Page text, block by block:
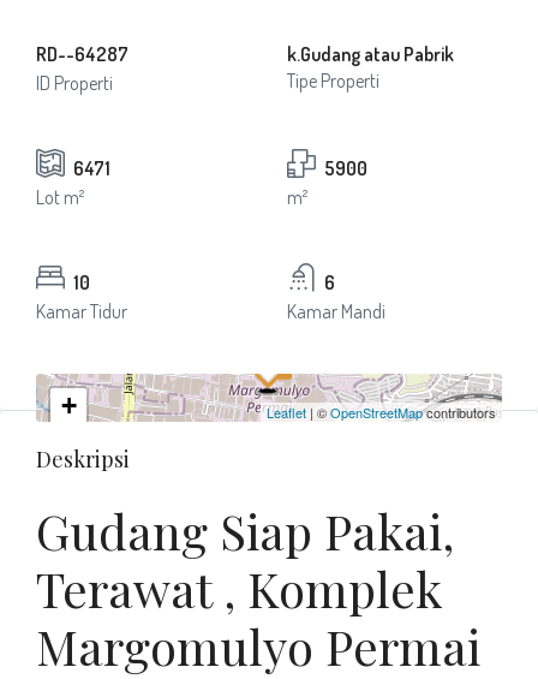
RD--64287
ID Properti
k.Gudang atau Pabrik
Tipe Properti
6471
Lot m²
5900
m²
10
Kamar Tidur
6
Kamar Mandi
+
Leaflet | ©OpenStreetMapcontributors
Deskripsi
Gudang Siap Pakai,
Terawat , Komplek
Margomulyo Permai